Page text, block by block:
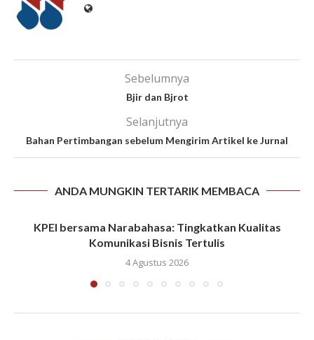
Sebelumnya
Bjir dan Bjrot
Selanjutnya
Bahan Pertimbangan sebelum Mengirim Artikel ke Jurnal
ANDA MUNGKIN TERTARIK MEMBACA
KPEI bersama Narabahasa: Tingkatkan Kualitas
Komunikasi Bisnis Tertulis
4 Agustus 2026